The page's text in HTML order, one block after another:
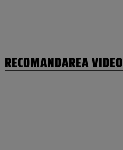
RECOMANDAREA VIDEO